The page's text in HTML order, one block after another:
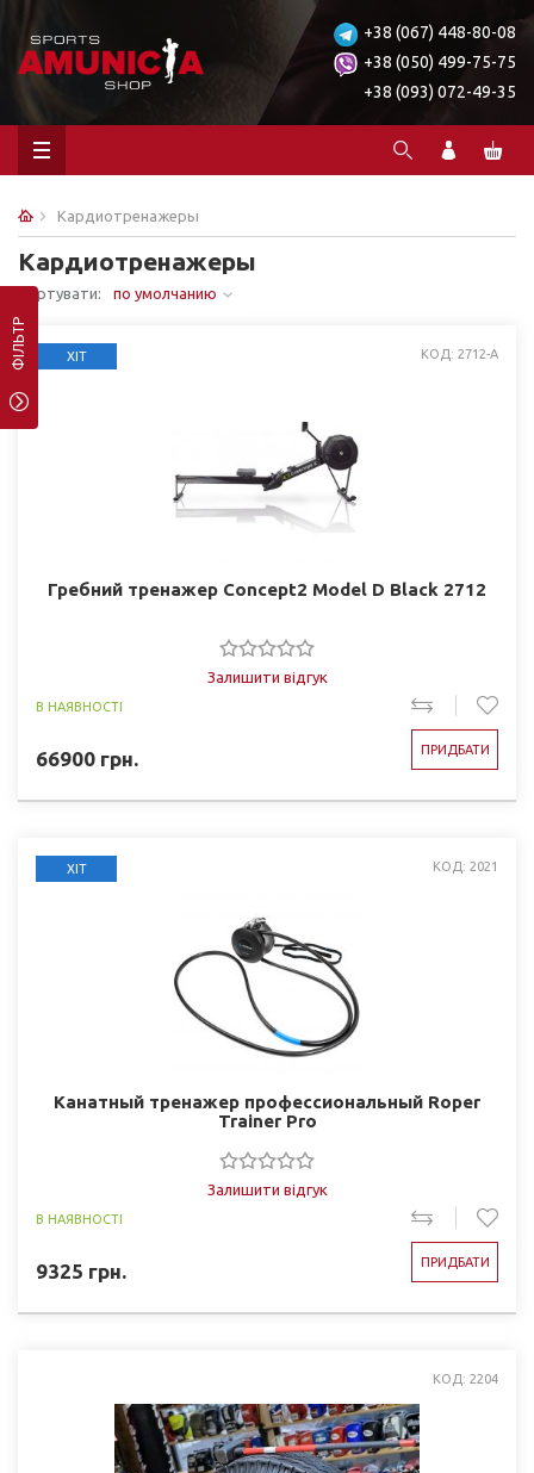
+38 (067) 448-80-08
+38 (050) 499-75-75
+38 (093) 072-49-35
Кардиотренажеры
Кардиотренажеры
Сортувати: по умолчанию
ФІЛЬТР ХІТ КОД: 2712-А
Гребний тренажер Concept2 Model D Black 2712
Залишити відгук
В НАЯВНОСТІ
66900 грн. ПРИДБАТИ
ХІТ КОД: 2021
Канатный тренажер профессиональный Roper
Trainer Pro
Залишити відгук
В НАЯВНОСТІ
9325 грн. ПРИДБАТИ
КОД: 2204